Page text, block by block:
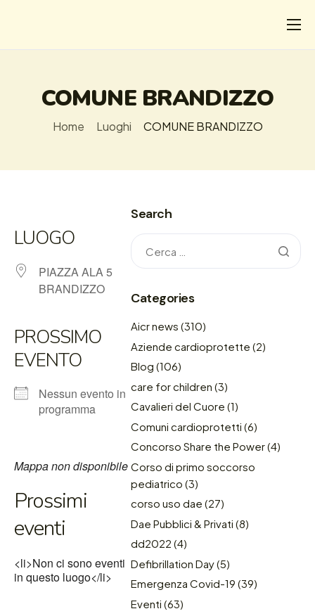
CHI
I SALVATI
FORMAZIONE
PROGETTI
COMUNE BRANDIZZO
Home Luoghi COMUNE BRANDIZZO
LUOGO
PIAZZA ALA 5
BRANDIZZO
PROSSIMO
EVENTO
Nessun evento in
programma
Mappa non disponibile
Prossimi
eventi
<li>Non ci sono eventi
in questo luogo</li>
Search
Categories
Aicr news (310)
Aziende cardioprotette (2)
Blog (106)
care for children (3)
Cavalieri del Cuore (1)
Comuni cardioprotetti (6)
Concorso Share the Power(4)
Corso di primo soccorso
pediatrico (3)
corso uso dae (27)
Dae Pubblici & Privati (8)
dd2022 (4)
Defibrillation Day(5)
Emergenza Covid-19 (39)
Eventi (63)